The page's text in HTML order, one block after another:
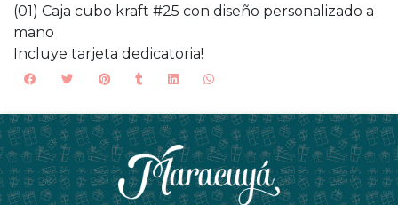
(01) Caja cubo kraft #25 con diseño personalizado a
mano
Incluye tarjeta dedicatoria!